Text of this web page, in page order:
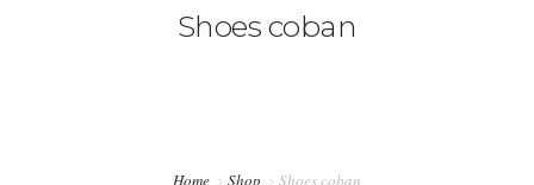
Shoes coban
Home Shop Shoes coban